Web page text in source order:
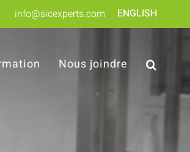
ENGLISH
info@sicexperts.com
Nous joindre